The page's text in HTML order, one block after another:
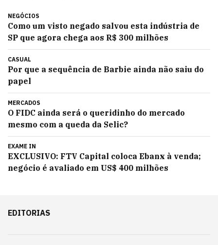
NEGÓCIOS
Como um visto negado salvou esta indústria de
SP que agora chega aos R$ 300 milhões
CASUAL
Por que a sequência de Barbie ainda não saiu do
papel
MERCADOS
O FIDC ainda será o queridinho do mercado
mesmo com a queda da Selic?
EXAME IN
EXCLUSIVO: FTV Capital coloca Ebanx à venda;
negócio é avaliado em US$ 400 milhões
EDITORIAS